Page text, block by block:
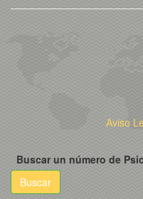
Aviso
Buscar un número de
Buscar